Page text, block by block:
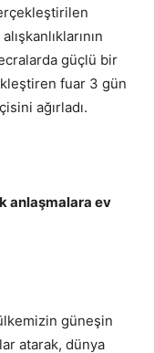
güçlü bir
fuar 3 gün
ağırladı.
anlaşmalara ev
güneşin
atarak, dünya